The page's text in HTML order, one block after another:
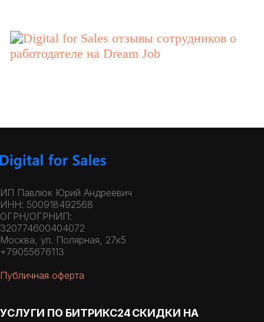
ИП Павлюк Юрий Андреевич
ИНН: 500918492568
ОГРН/ОГРНИП:
320774600404072
Москва, ул. Полярная, 27к5
+79055676113
Публичная оферта
УСЛУГИ ПО БИТРИКС24СКИДКИ НА